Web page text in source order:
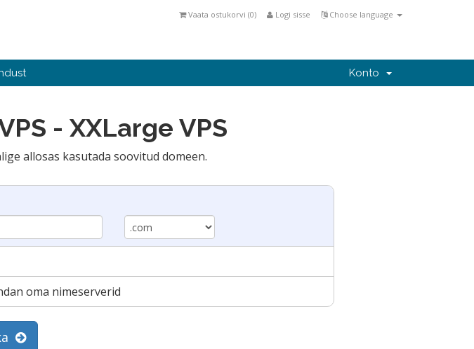
Choose language
Logi sisse
Vaata ostukorvi (0)
Konto
- XXLarge VPS
allosas kasutada soovitud domeen.
oma nimeserverid